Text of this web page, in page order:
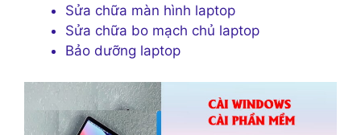
Sửa chữa màn hình laptop
Sửa chữa bo mạch chủ laptop
Bảo dưỡng laptop